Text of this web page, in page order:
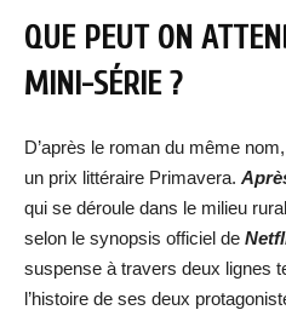
QUE PEUT ON
MINI-SÉRIE ?
D’après le roman du même
un prix littéraire Primavera.
qui se déroule dans le milieu
selon le synopsis officiel de
suspense à travers deux lignes
l’histoire de ses deux